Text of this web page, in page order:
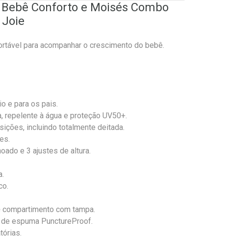
Conforto e Moisés Combo
para acompanhar o crescimento do bebê.
e para os pais.
repelente à água e proteção UV50+.
incluindo totalmente deitada.
e 3 ajustes de altura.
com tampa.
espuma PunctureProof.